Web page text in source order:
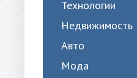
Технологии
Недвижимость
Авто
Мода